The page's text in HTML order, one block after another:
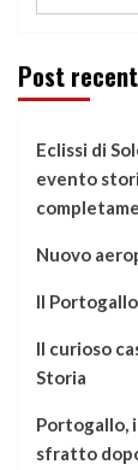
Post
Eclissi di
evento
Nuovo
Il
Il curioso
Storia
Portogallo,
sfratto